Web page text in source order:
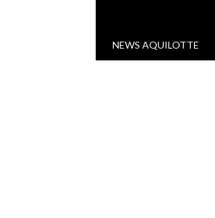
VAI AL CONTENUTO
NEWS AQUILOTTE